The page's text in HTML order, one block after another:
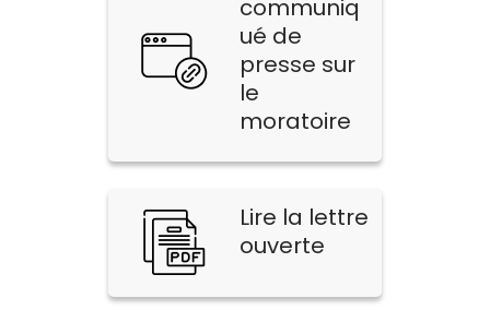
communiq
ué de
presse sur
le
moratoire
Lire la lettre
ouverte